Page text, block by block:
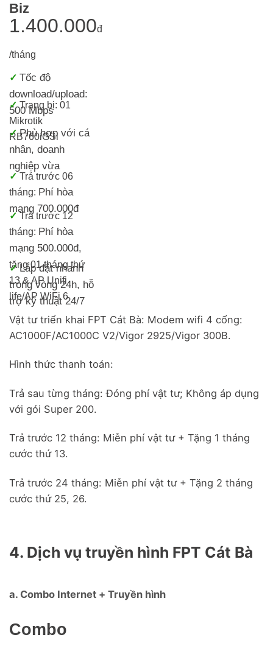
Biz
1.400.000đ
/tháng
✓ Tốc độ
download/upload:
500 Mbps
✓Trang bị: 01
Mikrotik
RB760iGSi
✓Phù hợp với cá
nhân, doanh
nghiệp vừa
✓ Trả trước 06
tháng: Phí hòa
mạng 700.000đ
✓ Trả trước 12
tháng: Phí hòa
mạng 500.000đ,
tặng 01 tháng thứ
13 & AP Unifi
life/AP WiFi 6
✓Lắp đặt nhanh
trong vòng 24h, hỗ
trợ kỹ thuật 24/7
Vật tư triển khai FPT Cát Bà: Modem wifi 4 cổng:
AC1000F/AC1000C V2/Vigor 2925/Vigor 300B.
Hình thức thanh toán:
Trả sau từng tháng: Đóng phí vật tư; Không áp dụng
với gói Super 200.
Trả trước 12 tháng: Miễn phí vật tư + Tặng 1 tháng
cước thứ 13.
Trả trước 24 tháng: Miễn phí vật tư + Tặng 2 tháng
cước thứ 25, 26.
4. Dịch vụ truyền hình FPT Cát Bà
a. Combo Internet + Truyền hình
Combo